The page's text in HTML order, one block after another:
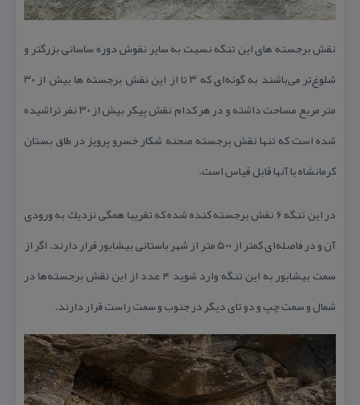
نقش برجسته های این تنگه نسبت به سایر نقوش دوره ساسانی بزرگتر و
شلوغ‌تر می‌باشند به گونه‌ای كه ۳ تا از این نقش برجسته ها بیش از ۳۰
متر مربع مساحت داشته و در هر كدام نقش پیكر بیش از ۳۰ نفر تراشیده
شده است كه تنها نقش برجسته صحنه شكار خسرو پرویز در طاق بستان
كرمانشاه با آنها قابل قیاس است.
در این تنگه ۶ نقش برجسته كنده شده كه تقریبا همگی نزدیك به ورودی
آن و در فاصله‌ای كمتر از ۵۰۰ متر از شهر باستانی بیشابور قرار دارند. اگر از
سمت بیشابور به این تنگه وارد شوید ۴ عدد از این نقش برجسته‌ها در
شمال و سمت چپ و دو تای دیگر در جنوب و سمت راست قرار دارند.